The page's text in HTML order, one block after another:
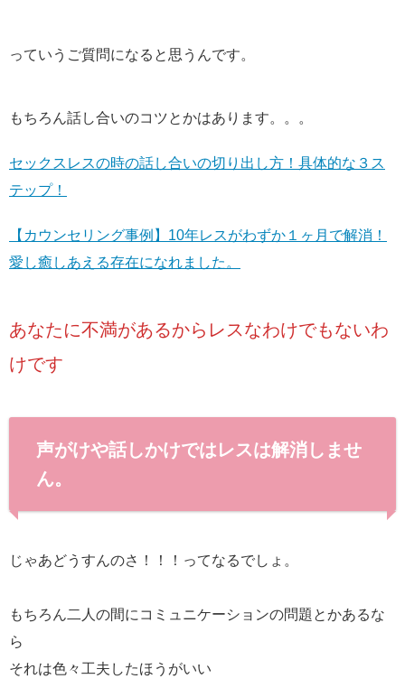
っていうご質問になると思うんです。
もちろん話し合いのコツとかはあります。。。
セックスレスの時の話し合いの切り出し方！具体的な３ス
テップ！
【カウンセリング事例】10年レスがわずか１ヶ月で解消！
愛し癒しあえる存在になれました。
あなたに不満があるからレスなわけでもないわ
けです
声がけや話しかけではレスは解消しませ
ん。
じゃあどうすんのさ！！！ってなるでしょ。
もちろん二人の間にコミュニケーションの問題とかあるな
ら
それは色々工夫したほうがいい